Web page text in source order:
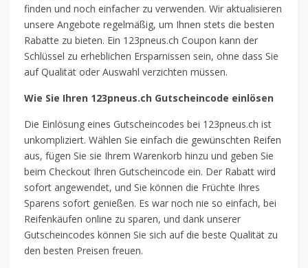
finden und noch einfacher zu verwenden. Wir aktualisieren
unsere Angebote regelmäßig, um Ihnen stets die besten
Rabatte zu bieten. Ein 123pneus.ch Coupon kann der
Schlüssel zu erheblichen Ersparnissen sein, ohne dass Sie
auf Qualität oder Auswahl verzichten müssen.
Wie Sie Ihren 123pneus.ch Gutscheincode einlösen
Die Einlösung eines Gutscheincodes bei 123pneus.ch ist
unkompliziert. Wählen Sie einfach die gewünschten Reifen
aus, fügen Sie sie Ihrem Warenkorb hinzu und geben Sie
beim Checkout Ihren Gutscheincode ein. Der Rabatt wird
sofort angewendet, und Sie können die Früchte Ihres
Sparens sofort genießen. Es war noch nie so einfach, bei
Reifenkäufen online zu sparen, und dank unserer
Gutscheincodes können Sie sich auf die beste Qualität zu
den besten Preisen freuen.